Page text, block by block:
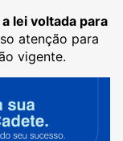
lei voltada para
atenção para
vigente.